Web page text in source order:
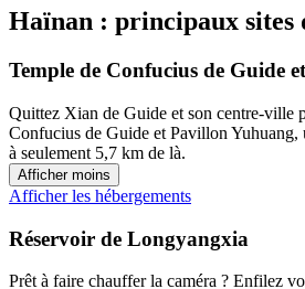
Haïnan : principaux sites
Temple de Confucius de Guide
Quittez Xian de Guide et son centre-ville
Confucius de Guide et Pavillon Yuhuang,
à seulement 5,7 km de là.
Afficher moins
Afficher les hébergements
Réservoir de Longyangxia
Prêt à faire chauffer la caméra ? Enfilez